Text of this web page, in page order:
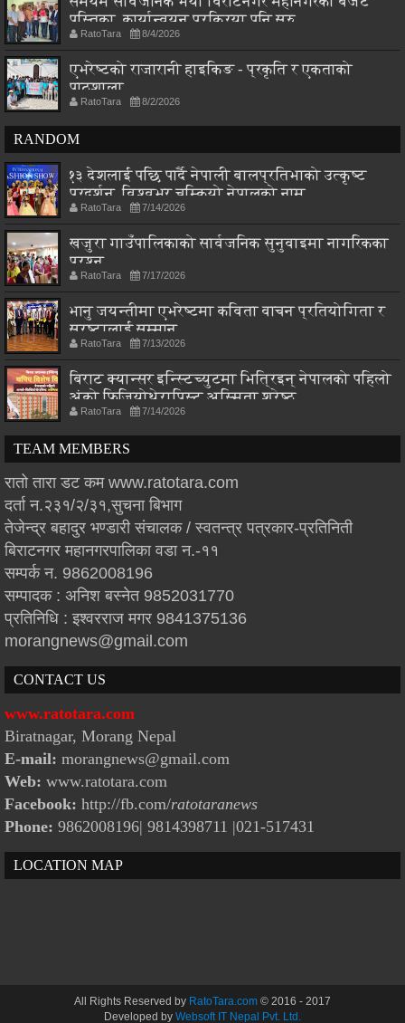
पुस्तिका, कार्यान्वयन प्रक्रिया पनि सुरु
RatoTara 8/4/2026
एभरेष्टको राजारानी हाइकिङ - प्रकृति र एकताको
पाठशाला
RatoTara 8/2/2026
RANDOM
१३ देशलाई पछि पार्दै नेपाली बालप्रतिभाको उत्कृष्ट
प्रदर्शन, विश्वभर चम्कियो नेपालको नाम
RatoTara 7/14/2026
खजुरा गाउँपालिकाको सार्वजनिक सुनुवाइमा नागरिकका
प्रश्न
RatoTara 7/17/2026
भानु जयन्तीमा एभरेष्टमा कविता वाचन प्रतियोगिता र
स्रष्टालाई सम्मान
RatoTara 7/13/2026
बिराट क्यान्सर इन्स्टिच्युटमा भित्रिइन् नेपालको पहिलो
अंको फिजियोथेरापिस्ट अस्मिता श्रेष्ठ
RatoTara 7/14/2026
TEAM MEMBERS
रातो तारा डट कम www.ratotara.com
दर्ता न.२३१/२/३१,सुचना बिभाग
तेजेन्द्र बहादुर भण्डारी संचालक / स्वतन्त्र पत्रकार-प्रतिनिती
बिराटनगर महानगरपालिका वडा न.-११
सम्पर्क न. 9862008196
सम्पादक : अनिश बस्नेत 9852031770
प्रतिनिधि : इश्वरराज मगर 9841375136
morangnews@gmail.com
CONTACT US
www.ratotara.com
Biratnagar, Morang Nepal
E-mail: morangnews@gmail.com
Web: www.ratotara.com
Facebook: http://fb.com/ratotaranews
Phone: 9862008196| 9814398711 |021-517431
LOCATION MAP
All Rights Reserved by RatoTara.com © 2016 - 2017
Developed by Websoft IT Nepal Pvt. Ltd.